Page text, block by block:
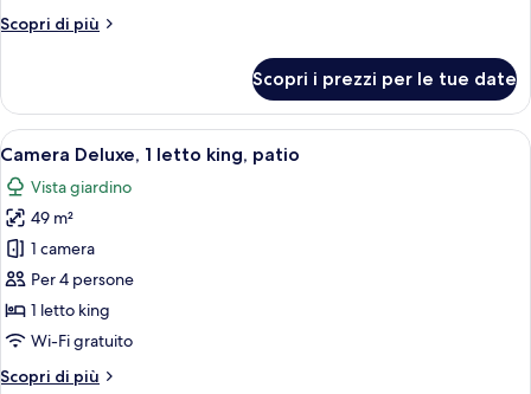
letto,
1)
Scopri di più
Altri
1
camera
da
patio
(Bungalow
Scopri i prezzi per le tue date
Apri
tutte
le
foto
per
Camera
Deluxe,
1
king,
Una camera d'albergo con un letto
6
Camera Deluxe, 1 letto king, patio
Vista giardino
49 m²
1 camera
Per 4 persone
1 letto king
Wi-Fi gratuito
Scopri di più
Altri